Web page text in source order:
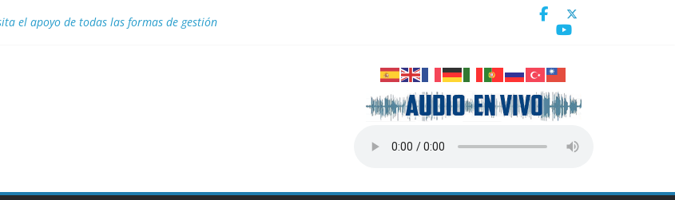
el apoyo de todas las formas de gestión
Manso en la clase snipe de vela en los Juegos Centroamericanos y del Caribe Santo Domingo 2026